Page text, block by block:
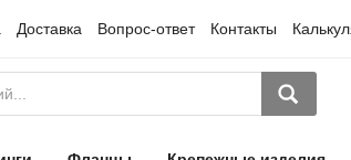
Доставка Вопрос-ответ Контакты